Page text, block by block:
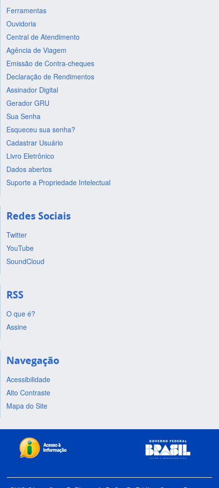
Ferramentas
Ouvidoria
Central de Atendimento
Agência de Viagem
Emissão de Contra-cheques
Declaração de Rendimentos
Assinador Digital
Gerador GRU
Sua Senha
Esqueceu sua senha?
Cadastrar Usuário
Livro Eletrônico
Dados abertos
Suporte a Propriedade Intelectual
Redes Sociais
Twitter
YouTube
SoundCloud
RSS
O que é?
Assine
Navegação
Acessibilidade
Alto Contraste
Mapa do Site